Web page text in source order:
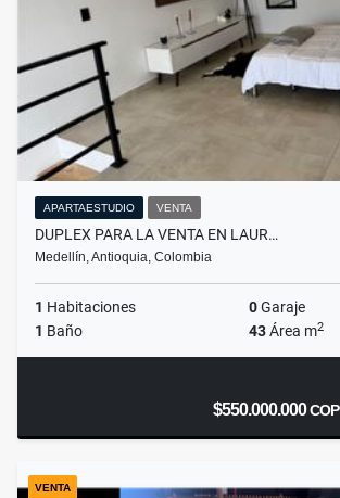
APARTAESTUDIO VENTA
DUPLEX PARA LA VENTA EN LAUR…
Medellín, Antioquia, Colombia
1 Habitaciones 0Garaje
1 Baño 43Área m2
$550.000.000COP
VENTA